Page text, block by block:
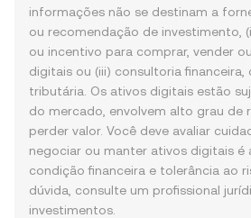
informações não se destinam a
ou recomendação de investimento,
ou incentivo para comprar, vender
digitais ou (iii) consultoria financeira,
tributária. Os ativos digitais estão
do mercado, envolvem alto grau de
perder valor. Você deve avaliar
negociar ou manter ativos digitais é
condição financeira e tolerância ao
dúvida, consulte um profissional
investimentos.